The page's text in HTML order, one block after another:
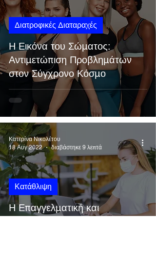
Η Εικόνα του Σώματος:
Αντιμετώπιση Προβλημάτων
στον Σύγχρονο Κόσμο
Διατροφικές Διαταραχές
Η Επαγγελματική και
Κατάθλιψη
Κατερίνα Νικολέτου
18 Αυγ 2022
διαβάστηκε 9 λεπτά